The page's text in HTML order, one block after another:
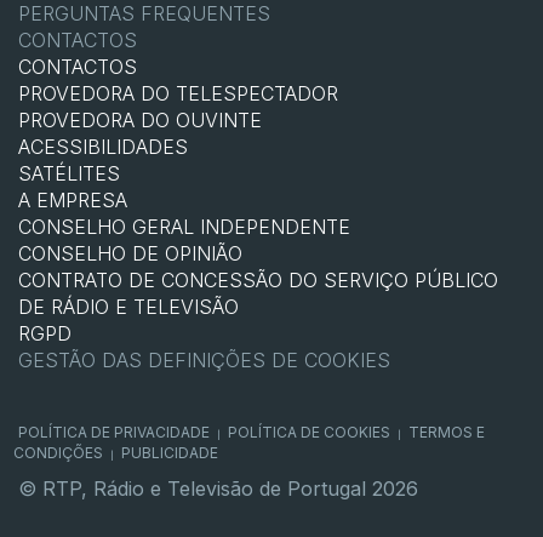
PERGUNTAS FREQUENTES
CONTACTOS
CONTACTOS
PROVEDORA DO TELESPECTADOR
PROVEDORA DO OUVINTE
ACESSIBILIDADES
SATÉLITES
A EMPRESA
CONSELHO GERAL INDEPENDENTE
CONSELHO DE OPINIÃO
CONTRATO DE CONCESSÃO DO SERVIÇO PÚBLICO
DE RÁDIO E TELEVISÃO
RGPD
GESTÃO DAS DEFINIÇÕES DE COOKIES
POLÍTICA DE PRIVACIDADE POLÍTICA DE COOKIES
TERMOS E
CONDIÇÕES
PUBLICIDADE
© RTP, Rádio e Televisão de Portugal 2026